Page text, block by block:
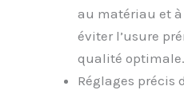
au matériau et
éviter l’usure
qualité optimale.
Réglages précis